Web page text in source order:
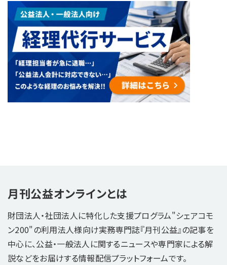
月刊公益オンラインとは
財団法人・社団法人に特化した支援プログラム"シェアコモ
ン200"の利用法人様向け実務専門誌『月刊公益』の記事を
中心に、公益・一般法人に関するニュースや専門家による解
説などをお届けする情報配信プラットフォームです。